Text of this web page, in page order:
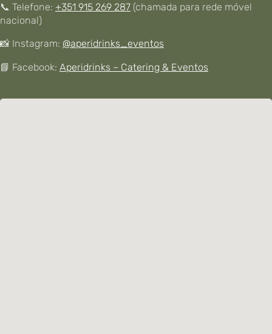
📞 Telefone: +351 915 269 287 (chamada para rede móvel
nacional)
📸 Instagram: @aperidrinks_eventos
📘 Facebook: Aperidrinks – Catering & Eventos